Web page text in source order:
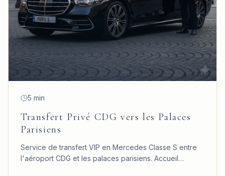
5 min
Transfert Privé CDG vers les Palaces
Parisiens
Service de transfert VIP en Mercedes Classe S entre
l'aéroport CDG et les palaces parisiens. Accueil